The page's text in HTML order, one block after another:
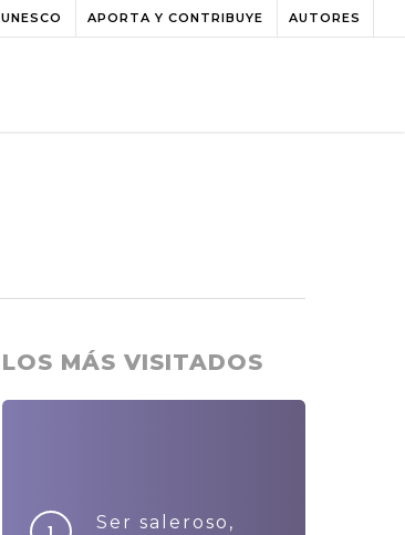
UNESCO APORTA Y CONTRIBUYE AUTORES
LOS MÁS VISITADOS
Ser saleroso,